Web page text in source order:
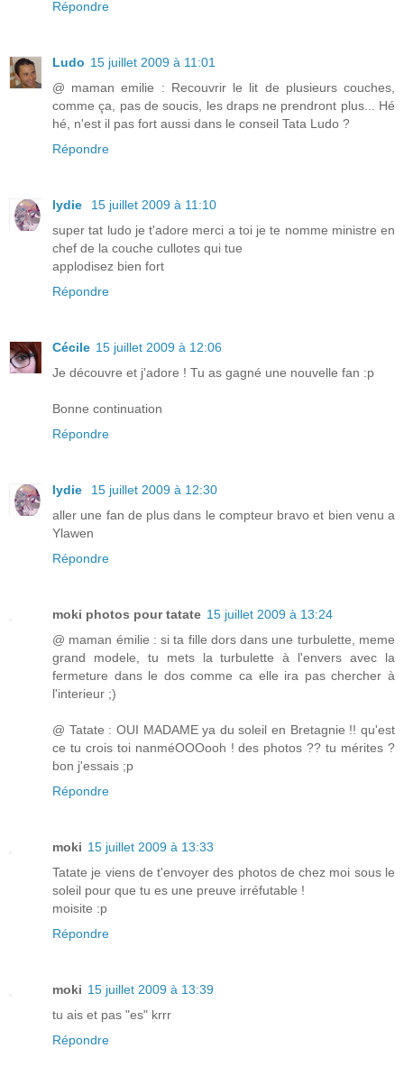
Répondre
Ludo 15 juillet 2009 à 11:01
@ maman emilie : Recouvrir le lit de plusieurs couches,
comme ça, pas de soucis, les draps ne prendront plus... Hé
hé, n'est il pas fort aussi dans le conseil Tata Ludo ?
Répondre
lydie
15 juillet 2009 à 11:10
super tat ludo je t'adore merci a toi je te nomme ministre en
chef de la couche cullotes qui tue
applodisez bien fort
Répondre
Cécile 15 juillet 2009 à 12:06
Je découvre et j'adore ! Tu as gagné une nouvelle fan :p
Bonne continuation
Répondre
lydie
15 juillet 2009 à 12:30
aller une fan de plus dans le compteur bravo et bien venu a
Ylawen
Répondre
moki photos pour tatate 15 juillet 2009 à 13:24
@ maman émilie : si ta fille dors dans une turbulette, meme
grand modele, tu mets la turbulette à l'envers avec la
fermeture dans le dos comme ca elle ira pas chercher à
l'interieur ;)
@ Tatate : OUI MADAME ya du soleil en Bretagnie !! qu'est
ce tu crois toi nanméOOOooh ! des photos ?? tu mérites ?
bon j'essais ;p
Répondre
moki 15 juillet 2009 à 13:33
Tatate je viens de t'envoyer des photos de chez moi sous le
soleil pour que tu es une preuve irréfutable !
moisite :p
Répondre
moki 15 juillet 2009 à 13:39
tu ais et pas "es" krrr
Répondre